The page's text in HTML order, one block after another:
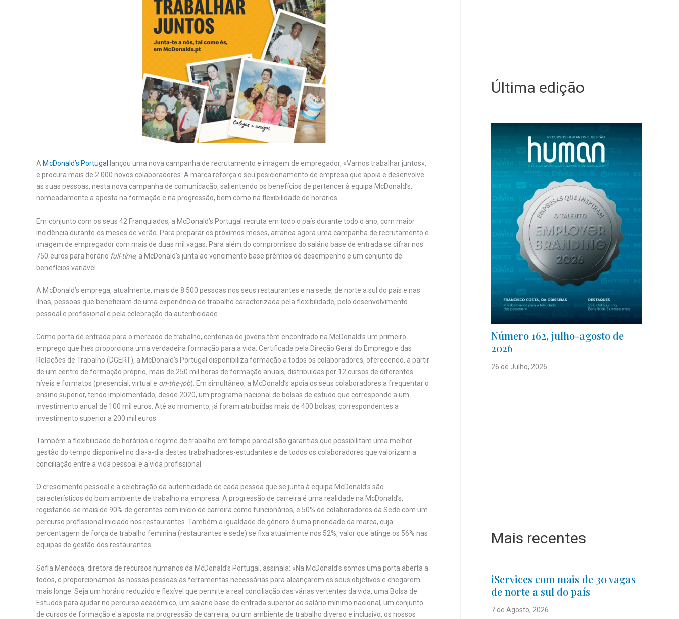
A McDonald’s Portugal
lançou uma nova campanha de recrutamento e imagem de empregador, «Vamos trabalhar juntos»,
e procura mais de 2.000 novos colaboradores. A marca reforça o seu posicionamento de empresa que apoia e desenvolve
as suas pessoas, nesta nova campanha de comunicação, salientando os benefícios de pertencer à equipa McDonald’s,
nomeadamente a aposta na formação e na progressão, bem como na flexibilidade de horários.
Em conjunto com os seus 42 Franquiados, a McDonald’s Portugal recruta em todo o país durante todo o ano, com maior
incidência durante os meses de verão. Para preparar os próximos meses, arranca agora uma campanha de recrutamento e
imagem de empregador com mais de duas mil vagas. Para além do compromisso do salário base de entrada se cifrar nos
750 euros para horário full-time, a McDonald’s junta ao vencimento base prémios de desempenho e um conjunto de
benefícios variável.
A McDonald’s emprega, atualmente, mais de 8.500 pessoas nos seus restaurantes e na sede, de norte a sul do país e nas
ilhas, pessoas que beneficiam de uma experiência de trabalho caracterizada pela flexibilidade, pelo desenvolvimento
pessoal e profissional e pela celebração da autenticidade.
Como porta de entrada para o mercado de trabalho, centenas de jovens têm encontrado na McDonald’s um primeiro
emprego que lhes proporciona uma verdadeira formação para a vida. Certificada pela Direção Geral do Emprego e das
Relações de Trabalho (DGERT), a McDonald’s Portugal disponibiliza formação a todos os colaboradores, oferecendo, a partir
de um centro de formação próprio, mais de 250 mil horas de formação anuais, distribuídas por 12 cursos de diferentes
níveis e formatos (presencial, virtual e on-the-job). Em simultâneo, a McDonald’s apoia os seus colaboradores a frequentar o
ensino superior, tendo implementado, desde 2020, um programa nacional de bolsas de estudo que corresponde a um
investimento anual de 100 mil euros. Até ao momento, já foram atribuídas mais de 400 bolsas, correspondentes a
investimento superior a 200 mil euros.
Também a flexibilidade de horários e regime de trabalho em tempo parcial são garantias que possibilitam uma melhor
gestão do tempo disponível no dia-a-dia destes trabalhadores-estudantes e de todos os colaboradores que valorizam a
conciliação entre a vida pessoal e a vida profissional.
O crescimento pessoal e a celebração da autenticidade de cada pessoa que se junta à equipa McDonald’s são
característicos do bom ambiente de trabalho na empresa. A progressão de carreira é uma realidade na McDonald’s,
registando-se mais de 90% de gerentes com início de carreira como funcionários, e 50% de colaboradores da Sede com um
percurso profissional iniciado nos restaurantes. Também a igualdade de género é uma prioridade da marca, cuja
percentagem de força de trabalho feminina (restaurantes e sede) se fixa atualmente nos 52%, valor que atinge os 56% nas
equipas de gestão dos restaurantes.
Sofia Mendoça, diretora de recursos humanos da McDonald’s Portugal, assinala: «Na McDonald’s somos uma porta aberta a
todos, e proporcionamos às nossas pessoas as ferramentas necessárias para alcançarem os seus objetivos e chegarem
mais longe. Seja um horário reduzido e flexível que permite a real conciliação das várias vertentes da vida, uma Bolsa de
Estudos para ajudar no percurso académico, um salário base de entrada superior ao salário mínimo nacional, um conjunto
de cursos de formação e a aposta na progressão de carreira, ou um ambiente de trabalho diverso e inclusivo, os nossos
Última edição
Número 162, julho-agosto de
2026
26 de Julho, 2026
Mais recentes
iServices com mais de 30 vagas
de norte a sul do país
7 de Agosto, 2026